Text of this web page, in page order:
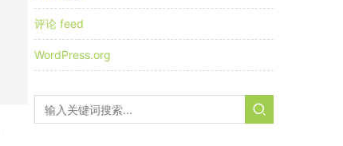
评论 feed
WordPress.org